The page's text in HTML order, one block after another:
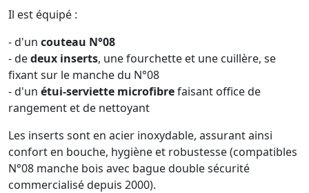
Il est équipé :
- d'un couteau N°08
- dedeux inserts, une fourchette et une cuillère, se
fixant sur le manche du N°08
- d'un étui-serviette microfibrefaisant office de
rangement et de nettoyant
Les inserts sont en acier inoxydable, assurant ainsi
confort en bouche, hygiène et robustesse (compatibles
N°08 manche bois avec bague double sécurité
commercialisé depuis 2000).